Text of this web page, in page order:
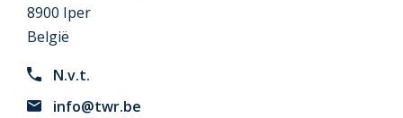
8900 Iper
België
N.v.t.
info@twr.be